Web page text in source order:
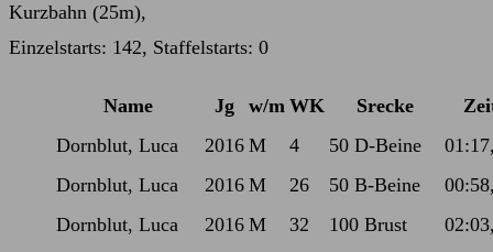
Kurzbahn (25m),
Einzelstarts: 142, Staffelstarts: 0
Name Jg w/m WK Srecke
Dornblut, Luca
2016 M 4 50 D-Beine
Dornblut, Luca
2016 M 26 50 B-Beine
Dornblut, Luca
2016 M 32 100 Brust